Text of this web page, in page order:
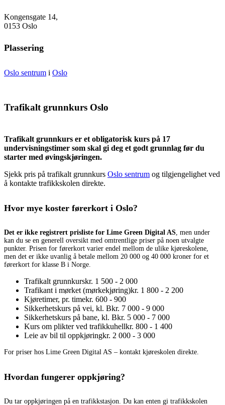
Kongensgate 14,
0153 Oslo
Plassering
Oslo sentrum i Oslo
Trafikalt grunnkurs Oslo
Trafikalt grunnkurs er et obligatorisk kurs på 17
undervisningstimer som skal gi deg et godt grunnlag før du
starter med øvingskjøringen.
Sjekk pris på trafikalt grunnkurs Oslo sentrum og tilgjengelighet ved
å kontakte trafikkskolen direkte.
Hvor mye koster førerkort i Oslo?
Det er ikke registrert prisliste for Lime Green Digital AS, men under
kan du se en generell oversikt med omtrentlige priser på noen utvalgte
punkter. Prisen for førerkort varier endel mellom de ulike kjøreskolene,
men det er ikke uvanlig å betale mellom 20 000 og 40 000 kroner for et
førerkort for klasse B i Norge.
Trafikalt grunnkurskr. 1 500 - 2 000
Trafikant i mørket (mørkekjøring)kr. 1 800 - 2 200
Kjøretimer, pr. timekr. 600 - 900
Sikkerhetskurs på vei, kl. Bkr. 7 000 - 9 000
Sikkerhetskurs på bane, kl. Bkr. 5 000 - 7 000
Kurs om plikter ved trafikkuhellkr. 800 - 1 400
Leie av bil til oppkjøringkr. 2 000 - 3 000
For priser hos Lime Green Digital AS – kontakt kjøreskolen direkte.
Hvordan fungerer oppkjøring?
Du tar oppkjøringen på en trafikkstasjon. Du kan enten gi trafikkskolen